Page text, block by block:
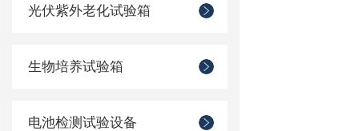
光伏紫外老化试验箱
生物培养试验箱
电池检测试验设备